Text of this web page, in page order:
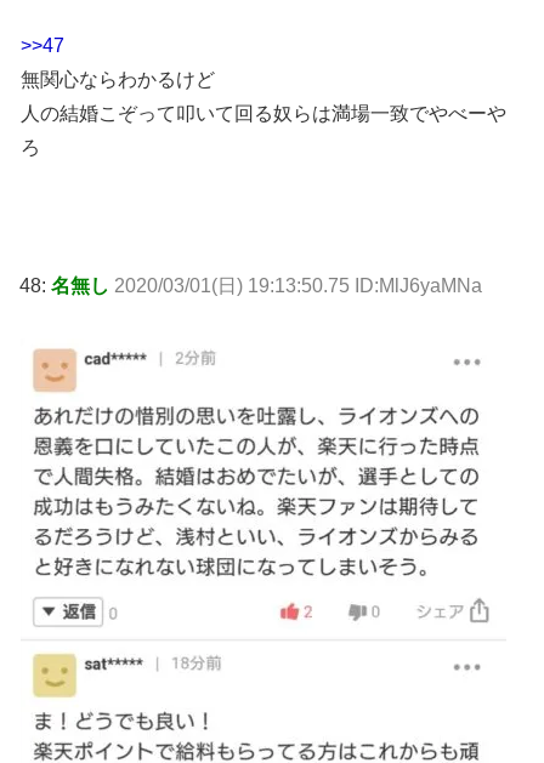
>>47
無関心ならわかるけど
人の結婚こぞって叩いて回る奴らは満場一致でやべーや
ろ
48: 名無し 2020/03/01(日) 19:13:50.75 ID:MlJ6yaMNa